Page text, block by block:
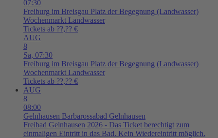
07:30
Freiburg im Breisgau Platz der Begegnung (Landwasser)
Wochenmarkt Landwasser
Tickets ab ??,?? €
AUG
8
Sa, 07:30
Freiburg im Breisgau Platz der Begegnung (Landwasser)
Wochenmarkt Landwasser
Tickets ab ??,?? €
AUG
8
08:00
Gelnhausen Barbarossabad Gelnhausen
Freibad Gelnhausen 2026 - Das Ticket berechtigt zum
einmaligen Eintritt in das Bad. Kein Wiedereintritt möglich.